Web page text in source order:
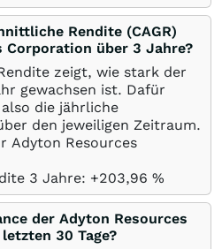
Rendite (CAGR)
Corporation über 3 Jahre?
zeigt, wie stark der
gewachsen ist. Dafür
die jährliche
den jeweiligen Zeitraum.
Adyton Resources
3 Jahre: +203,96 %
der Adyton Resources
30 Tage?